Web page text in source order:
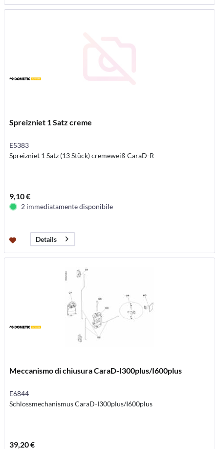
Spreizniet 1 Satz creme
E5383
Spreizniet 1 Satz (13 Stück) cremeweiß CaraD-R
9,10 €
2 immediatamente disponibile
Details
Meccanismo di chiusura CaraD-I300plus/I600plus
E6844
Schlossmechanismus CaraD-I300plus/I600plus
39,20 €